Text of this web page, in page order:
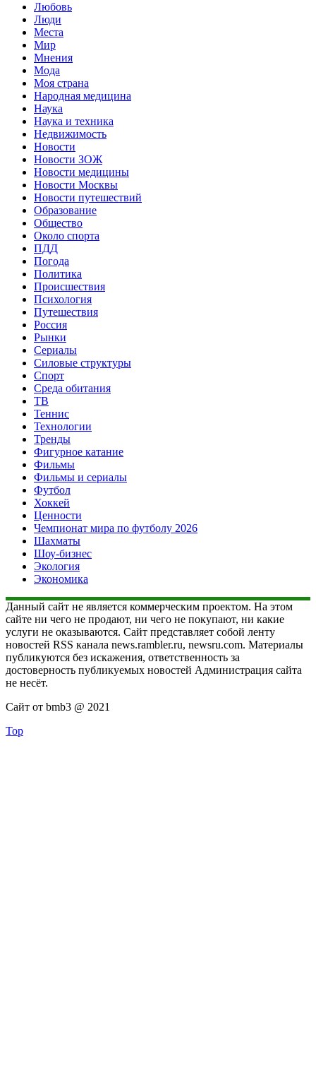
Любовь
Люди
Места
Мир
Мнения
Мода
Моя страна
Народная медицина
Наука
Наука и техника
Недвижимость
Новости
Новости ЗОЖ
Новости медицины
Новости Москвы
Новости путешествий
Образование
Общество
Около спорта
ПДД
Погода
Политика
Происшествия
Психология
Путешествия
Россия
Рынки
Сериалы
Силовые структуры
Спорт
Среда обитания
ТВ
Теннис
Технологии
Тренды
Фигурное катание
Фильмы
Фильмы и сериалы
Футбол
Хоккей
Ценности
Чемпионат мира по футболу 2026
Шахматы
Шоу-бизнес
Экология
Экономика
Данный сайт не является коммерческим проектом. На этом
сайте ни чего не продают, ни чего не покупают, ни какие
услуги не оказываются. Сайт представляет собой ленту
новостей RSS канала news.rambler.ru, newsru.com. Материалы
публикуются без искажения, ответственность за
достоверность публикуемых новостей Администрация сайта
не несёт.
Сайт от bmb3 @ 2021
Top